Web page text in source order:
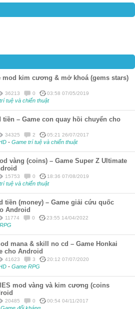
mod kim cương & mở khoá (gems stars)
36213 0 03:58 07/05/2019
tuệ và chiến thuật
tiền – Game con quay hồi chuyển cho
34325 2 05:21 26/07/2017
- Game trí tuệ và chiến thuật
vàng (coins) – Game Super Z Ultimate
15753 0 18:36 07/08/2019
tuệ và chiến thuật
tiền (money) – Game giải cứu quốc
Android
11774 0 23:55 14/04/2022
mana & skill no cd – Game Honkai
cho Android
41623 3 20:12 07/07/2020
- Game RPG
mod vàng và kim cương (coins
20485 0 00:54 04/11/2017